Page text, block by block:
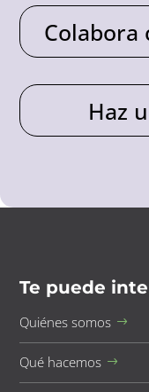
Colabora
Haz
Te puede
Quiénes somos
Qué hacemos